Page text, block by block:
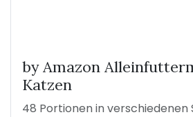
by Amazon
Katzen
48 Portionen in verschiedenen